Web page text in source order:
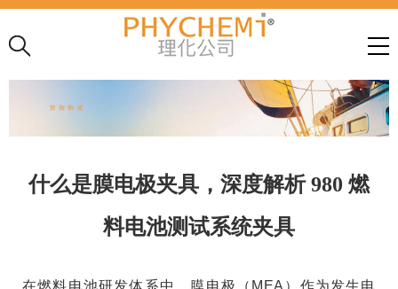
什么是膜电极夹具，深度解析 980 燃
料电池测试系统夹具